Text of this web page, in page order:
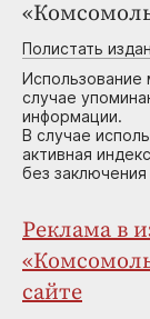
Полистать
Использование
случае
информации.
В случае
активная
без
Реклама в
сайте